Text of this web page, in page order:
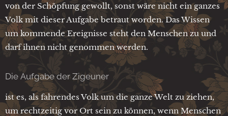
von der Schöpfung gewollt, sonst wäre nicht ein ganzes
Volk mit dieser Aufgabe betraut worden. Das Wissen
um kommende Ereignisse steht den Menschen zu und
darf ihnen nicht genommen werden.
Die Aufgabe der Zigeuner
ist es, als fahrendes Volk um die ganze Welt zu ziehen,
um rechtzeitig vor Ort sein zu können, wenn Menschen